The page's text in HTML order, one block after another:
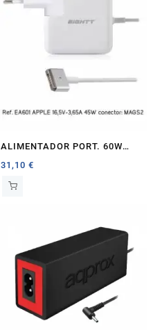
ALIMENTADOR PORT. 60W
EIGHTT ESPECIFICO APPLE
31,10€